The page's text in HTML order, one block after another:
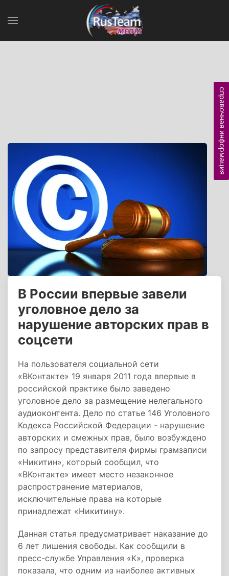
В России впервые завели
уголовное дело за
нарушение авторских прав в
соцсети
На пользователя социальной сети
«ВКонтакте» 19 января 2011 года впервые в
российской практике было заведено
уголовное дело за размещение нелегального
аудиоконтента. Дело по статье 146 Уголовного
Кодекса Российской Федерации - нарушение
авторских и смежных прав, было возбуждено
по запросу представителя фирмы грамзаписи
«Никитин», который сообщил, что
«ВКонтакте» имеет место незаконное
распространение материалов,
исключительные права на которые
принадлежат «Никитину».
Данная статья предусматривает наказание до
6 лет лишения свободы. Как сообщили в
пресс-службе Управления «К», проверка
показала, что одним из наиболее активных
справочная информация